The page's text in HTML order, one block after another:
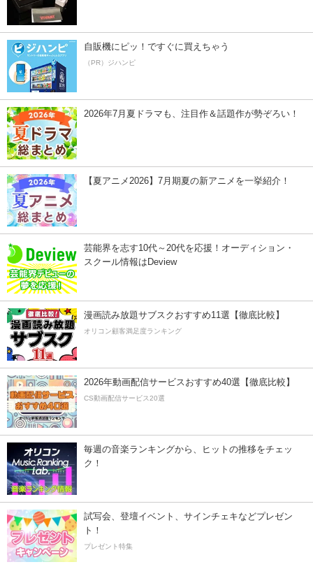
自販機にピッ！ですぐに買えちゃう
（PR）ジハンピ
2026年7月夏ドラマも、注目作＆話題作が勢ぞろい！
【夏アニメ2026】7月期夏の新アニメを一挙紹介！
芸能界を志す10代～20代を応援！オーディション・
スクール情報はDeview
漫画読み放題サブスクおすすめ11選【徹底比較】
オリコン顧客満足度ランキング
2026年動画配信サービスおすすめ40選【徹底比較】
CS動画配信サービス20選
毎週の音楽ランキングから、ヒットの推移をチェッ
ク！
試写会、登壇イベント、サインチェキなどプレゼン
ト！
プレゼント特集